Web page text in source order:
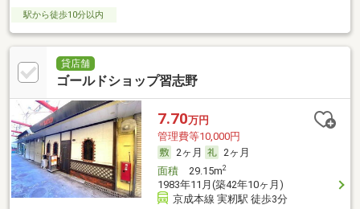
駅から徒歩10分以内
貸店舗
ゴールドショップ習志野
7.70万円
管理費等10,000円
2ヶ月
2ヶ月
面積29.15m2
1983年11月(築42年10ヶ月)
京成本線 実籾駅 徒歩3分